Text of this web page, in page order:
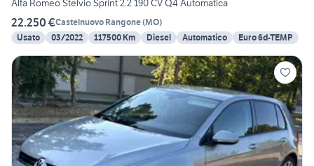
22.250 €Castelnuovo Rangone(MO)
Usato
03/2022 117500 Km Diesel Automatico Euro 6d-TEMP